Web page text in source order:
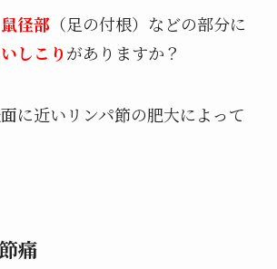
鼠径部（足の付根）などの部分に
しこりがありますか？
に近いリンパ節の肥大によって
痛